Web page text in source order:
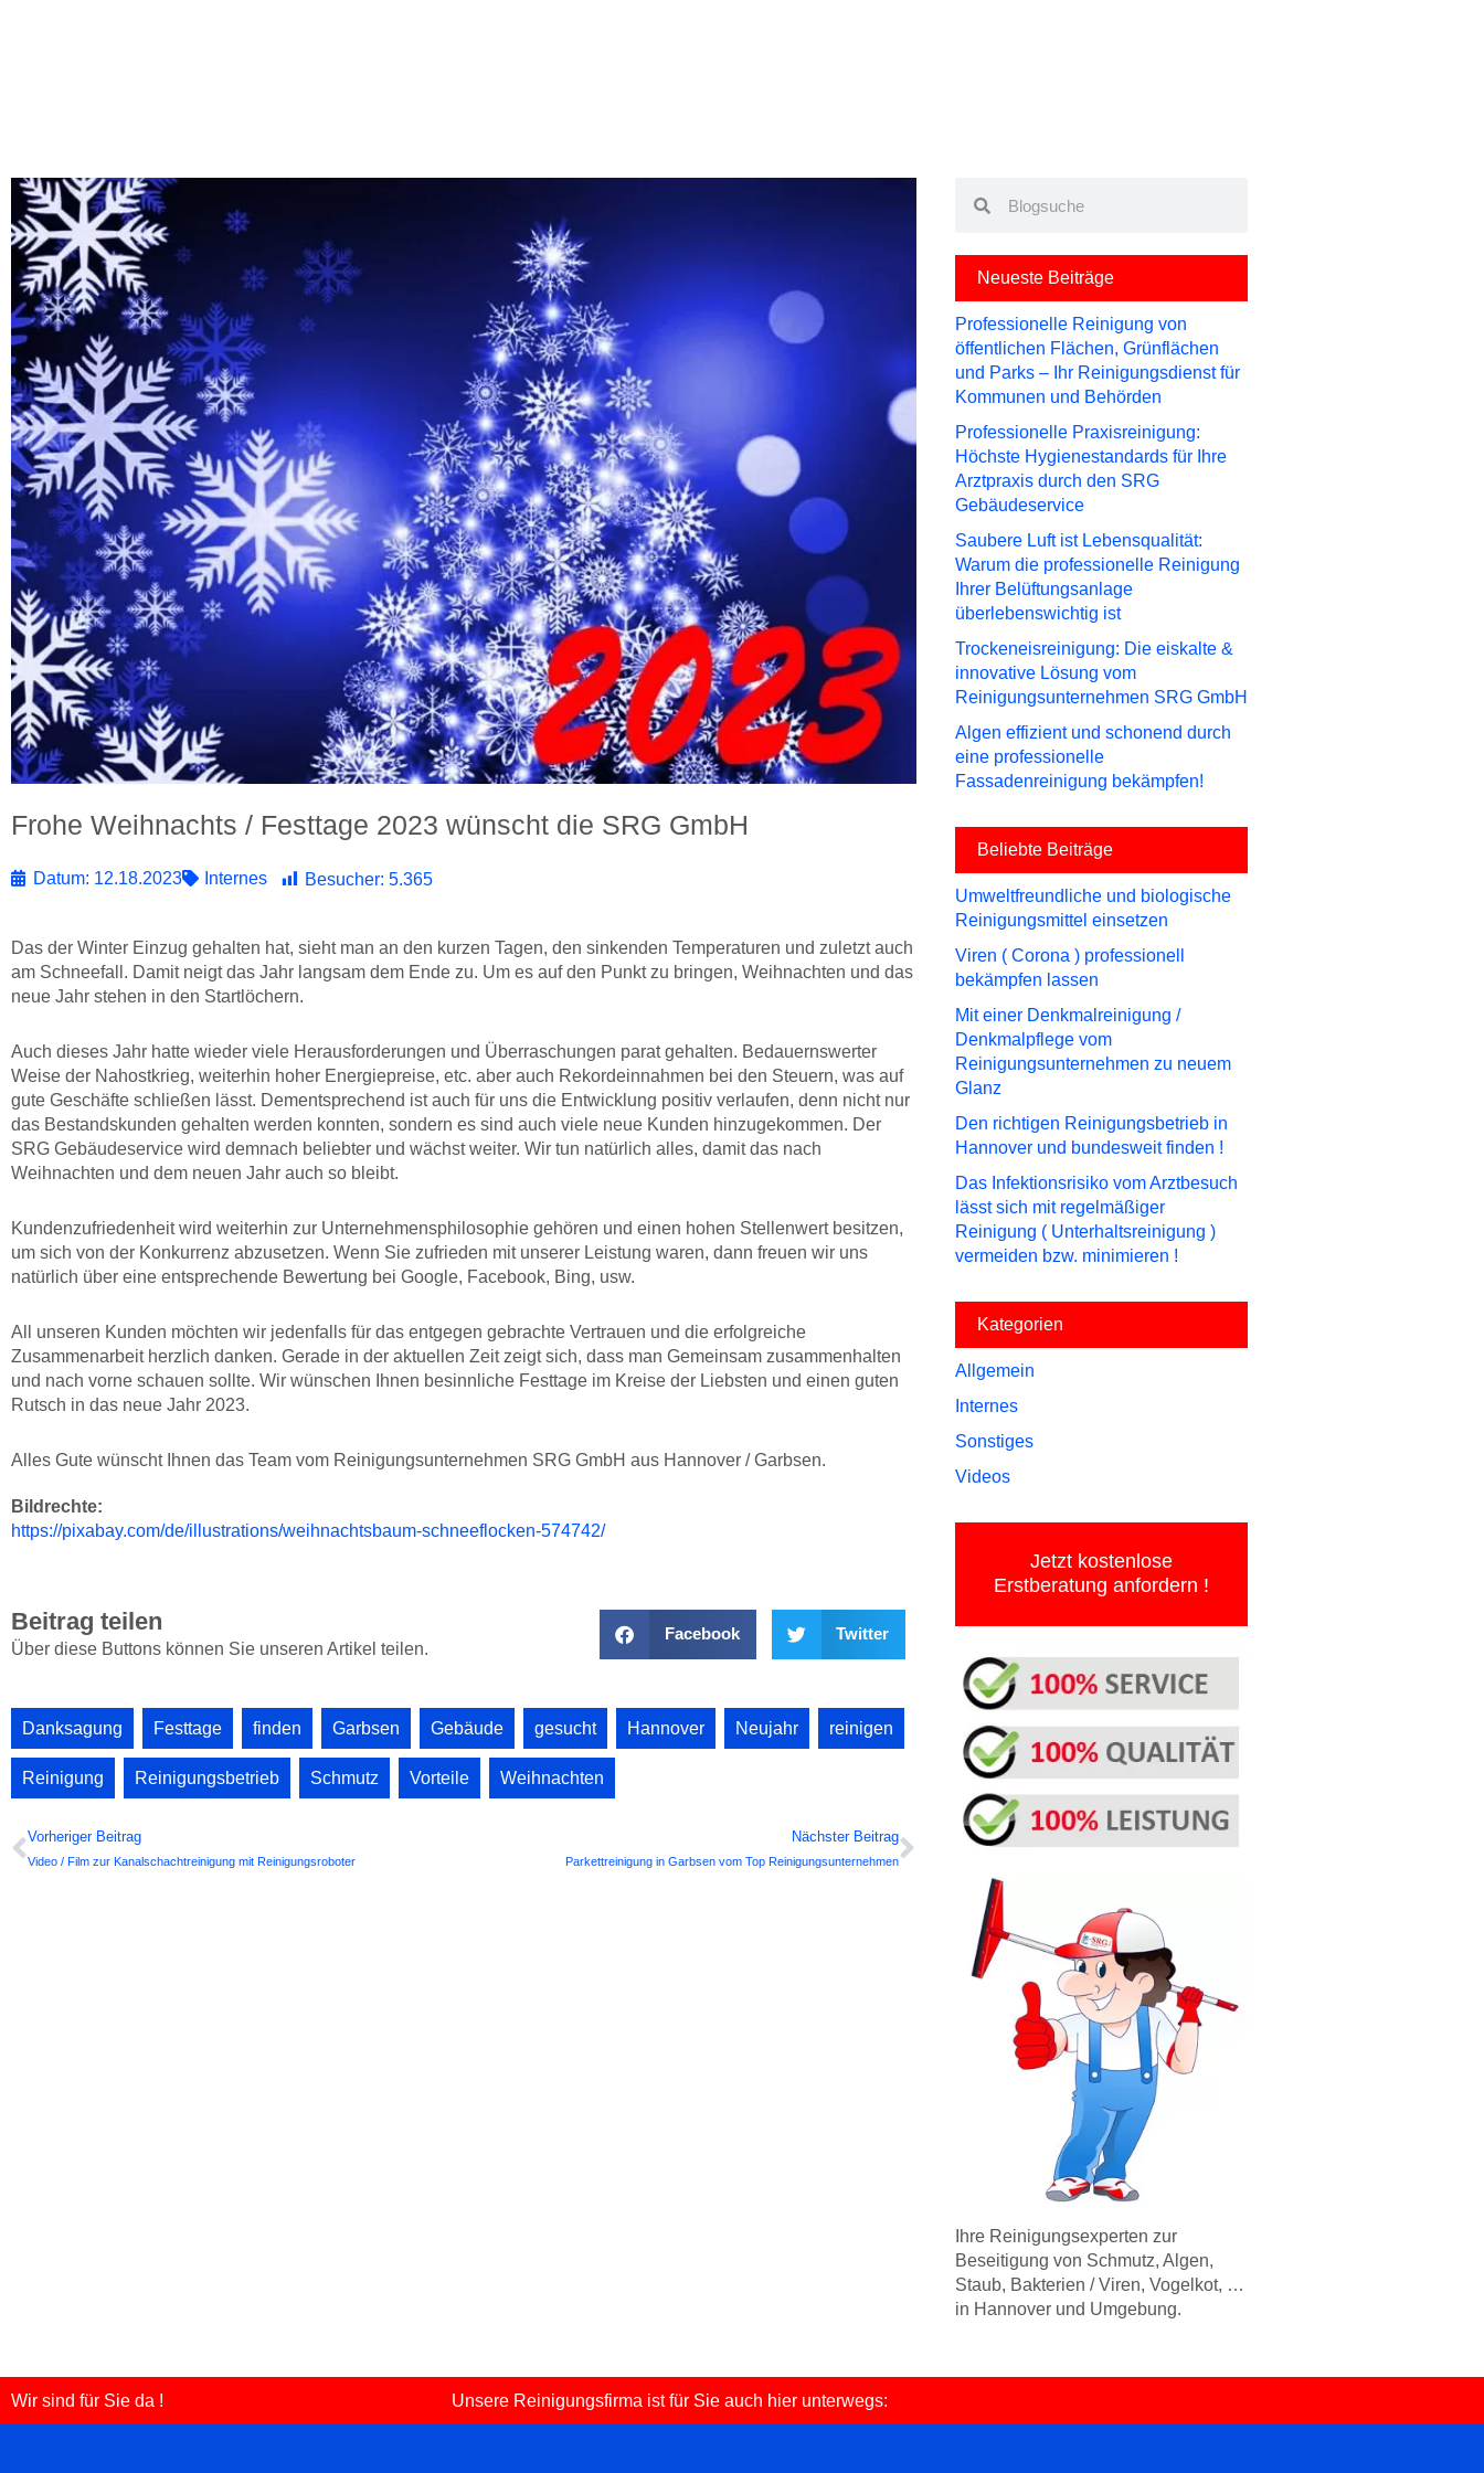
Frohe Weihnachts / Festtage 2023 wünscht die SRG GmbH
Datum: 12.18.2023 Internes Besucher: 5.365
Das der Winter Einzug gehalten hat, sieht man an den kurzen Tagen, den sinkenden Temperaturen und zuletzt auch
am Schneefall. Damit neigt das Jahr langsam dem Ende zu. Um es auf den Punkt zu bringen, Weihnachten und das
neue Jahr stehen in den Startlöchern.
Auch dieses Jahr hatte wieder viele Herausforderungen und Überraschungen parat gehalten. Bedauernswerter
Weise der Nahostkrieg, weiterhin hoher Energiepreise, etc. aber auch Rekordeinnahmen bei den Steuern, was auf
gute Geschäfte schließen lässt. Dementsprechend ist auch für uns die Entwicklung positiv verlaufen, denn nicht nur
das Bestandskunden gehalten werden konnten, sondern es sind auch viele neue Kunden hinzugekommen. Der
SRG Gebäudeservice wird demnach beliebter und wächst weiter. Wir tun natürlich alles, damit das nach
Weihnachten und dem neuen Jahr auch so bleibt.
Kundenzufriedenheit wird weiterhin zur Unternehmensphilosophie gehören und einen hohen Stellenwert besitzen,
um sich von der Konkurrenz abzusetzen. Wenn Sie zufrieden mit unserer Leistung waren, dann freuen wir uns
natürlich über eine entsprechende Bewertung bei Google, Facebook, Bing, usw.
All unseren Kunden möchten wir jedenfalls für das entgegen gebrachte Vertrauen und die erfolgreiche
Zusammenarbeit herzlich danken. Gerade in der aktuellen Zeit zeigt sich, dass man Gemeinsam zusammenhalten
und nach vorne schauen sollte. Wir wünschen Ihnen besinnliche Festtage im Kreise der Liebsten und einen guten
Rutsch in das neue Jahr 2023.
Alles Gute wünscht Ihnen das Team vom Reinigungsunternehmen SRG GmbH aus Hannover / Garbsen.
Bildrechte:
https://pixabay.com/de/illustrations/weihnachtsbaum-schneeflocken-574742/
Beitrag teilen
Über diese Buttons können Sie unseren Artikel teilen.
Facebook Twitter
Danksagung Festtage finden Garbsen Gebäude gesucht Hannover Neujahr reinigen
Reinigung Reinigungsbetrieb Schmutz Vorteile Weihnachten
Prev
Vorheriger Beitrag
Video / Film zur Kanalschachtreinigung mit Reinigungsroboter
Nächster Beitrag
Parkettreinigung in Garbsen vom Top Reinigungsunternehmen
Next
Neueste Beiträge
Professionelle Reinigung von
öffentlichen Flächen, Grünflächen
und Parks – Ihr Reinigungsdienst für
Kommunen und Behörden
Professionelle Praxisreinigung:
Höchste Hygienestandards für Ihre
Arztpraxis durch den SRG
Gebäudeservice
Saubere Luft ist Lebensqualität:
Warum die professionelle Reinigung
Ihrer Belüftungsanlage
überlebenswichtig ist
Trockeneisreinigung: Die eiskalte &
innovative Lösung vom
Reinigungsunternehmen SRG GmbH
Algen effizient und schonend durch
eine professionelle
Fassadenreinigung bekämpfen!
Beliebte Beiträge
Umweltfreundliche und biologische
Reinigungsmittel einsetzen
Viren ( Corona ) professionell
bekämpfen lassen
Mit einer Denkmalreinigung /
Denkmalpflege vom
Reinigungsunternehmen zu neuem
Glanz
Den richtigen Reinigungsbetrieb in
Hannover und bundesweit finden !
Das Infektionsrisiko vom Arztbesuch
lässt sich mit regelmäßiger
Reinigung ( Unterhaltsreinigung )
vermeiden bzw. minimieren !
Kategorien
Allgemein
Internes
Sonstiges
Videos
Jetzt kostenlose
Erstberatung anfordern !
Ihre Reinigungsexperten zur
Beseitigung von Schmutz, Algen,
Staub, Bakterien / Viren, Vogelkot, …
in Hannover und Umgebung.
Wir sind für Sie da ! Unsere Reinigungsfirma ist für Sie auch hier unterwegs: